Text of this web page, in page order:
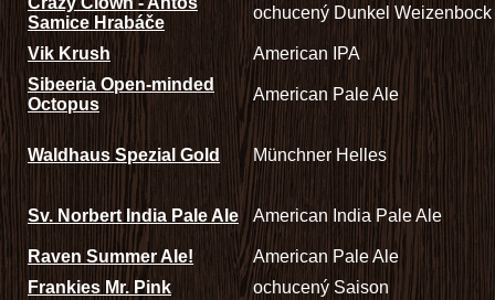
Samice Hrabáče
ochucený Dunkel Weizenbock
Vik Krush
American IPA
Sibeeria Open-minded
Octopus
American Pale Ale
Waldhaus Spezial Gold Münchner Helles
Sv. Norbert India Pale Ale American India Pale Ale
Raven Summer Ale!
American Pale Ale
Frankies Mr. Pink
ochucený Saison